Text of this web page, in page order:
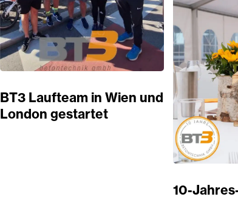
BT3 Laufteam in Wien und
London gestartet
10-